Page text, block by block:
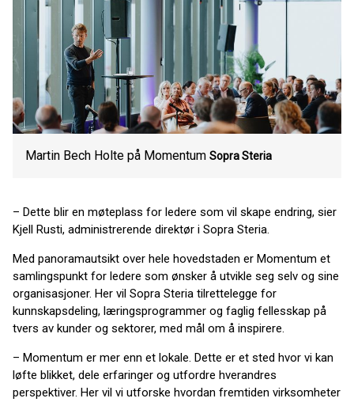
Martin Bech Holte på Momentum Sopra Steria
– Dette blir en møteplass for ledere som vil skape endring, sier
Kjell Rusti, administrerende direktør i Sopra Steria.
Med panoramautsikt over hele hovedstaden er Momentum et
samlingspunkt for ledere som ønsker å utvikle seg selv og sine
organisasjoner. Her vil Sopra Steria tilrettelegge for
kunnskapsdeling, læringsprogrammer og faglig fellesskap på
tvers av kunder og sektorer, med mål om å inspirere.
– Momentum er mer enn et lokale. Dette er et sted hvor vi kan
løfte blikket, dele erfaringer og utfordre hverandres
perspektiver. Her vil vi utforske hvordan fremtiden virksomheter